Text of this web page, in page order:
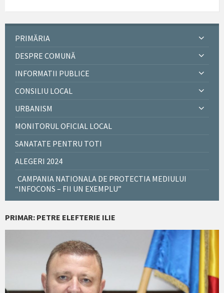
PRIMĂRIA
DESPRE COMUNĂ
INFORMATII PUBLICE
CONSILIU LOCAL
URBANISM
MONITORUL OFICIAL LOCAL
SANATATE PENTRU TOTI
ALEGERI 2024
CAMPANIA NATIONALA DE PROTECTIA MEDIULUI
“INFOCONS – FII UN EXEMPLU”
PRIMAR: PETRE ELEFTERIE ILIE